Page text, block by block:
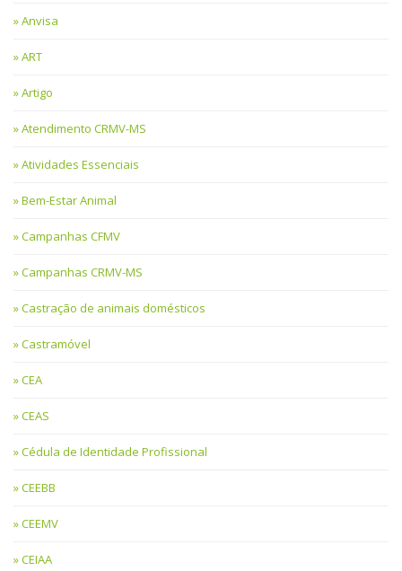
Anvisa
ART
Artigo
Atendimento CRMV-MS
Atividades Essenciais
Bem-Estar Animal
Campanhas CFMV
Campanhas CRMV-MS
Castração de animais domésticos
Castramóvel
CEA
CEAS
Cédula de Identidade Profissional
CEEBB
CEEMV
CEIAA